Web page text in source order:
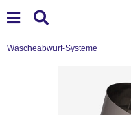
Wäscheabwurf-Systeme